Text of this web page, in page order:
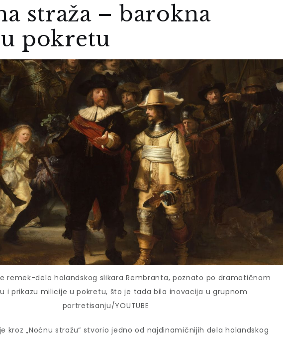
straža – barokna
pokretu
remek-delo holandskog slikara Rembranta, poznato po dramatičnom
i prikazu milicije u pokretu, što je tada bila inovacija u grupnom
portretisanju/YOUTUBE
je kroz „Noćnu stražu“ stvorio jedno od najdinamičnijih dela holandskog